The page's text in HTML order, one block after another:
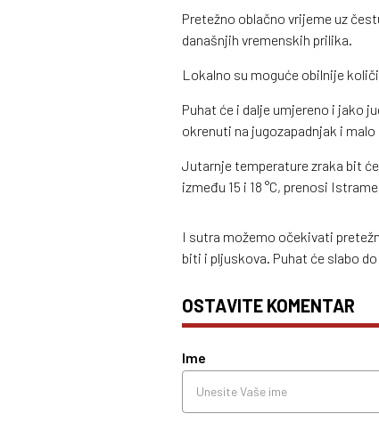
Pretežno oblačno vrijeme uz
današnjih vremenskih prilika.
Lokalno su moguće obilnije
Puhat će i dalje umjereno i jako
okrenuti na jugozapadnjak i
Jutarnje temperature zraka bit
između 15 i 18 °C, prenosi
I sutra možemo očekivati
biti i pljuskova. Puhat će slabo
OSTAVITE KOMENTAR
Ime